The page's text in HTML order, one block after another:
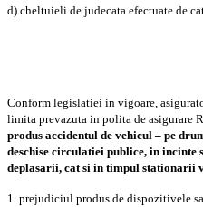
d) cheltuieli de judecata efectuate de ca
Conform legislatiei in vigoare,
limita prevazuta in polita de asigurare
produs accidentul de vehicul – pe
deschise circulatiei publice, in incinte s
deplasarii, catsi in timpul stationarii
1. prejudiciul produs de dispozitivele